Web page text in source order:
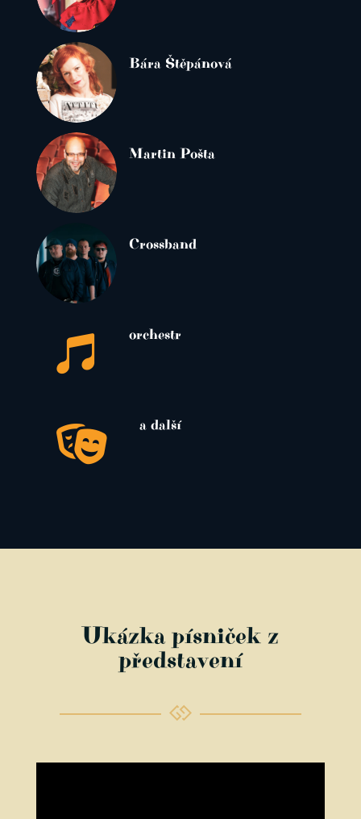
Bára Štěpánová
Martin Pošta
Crossband
 orchestr
 a další
Ukázka písniček z
představení
